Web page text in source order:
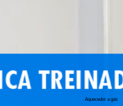
Aquecedor a gás